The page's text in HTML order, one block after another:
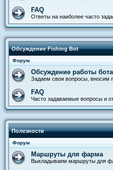
FAQ
Ответы на наиболее часто
Обсуждение Fishing Bot
Форум
Обсуждение работы бота
Задаем свои вопросы, вносим
FAQ
Часто задаваемые вопросы и
Полезности
Форум
Маршруты для фарма
Выкладываем маршруты для